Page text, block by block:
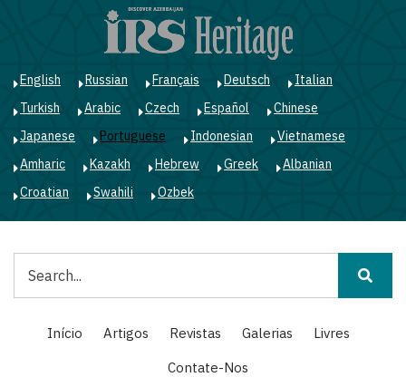
principal
English Russian Français Deutsch
Italian
Turkish
Arabic Czech Español
Chinese
Japanese
Portuguese Indonesian
Vietnamese
Amharic
Kazakh Hebrew Greek
Albanian
Croatian
Swahili Ozbek
Main
navigation
Início Artigos Revistas Galerias
Livres
Contate-Nos